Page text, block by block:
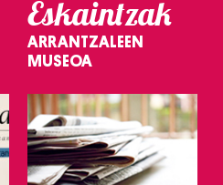
Eskaintzak
ARRANTZALEEN
MUSEOA